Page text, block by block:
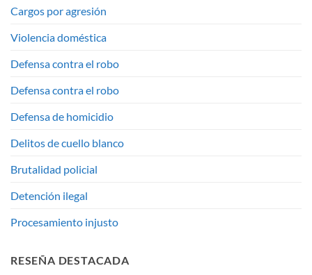
Cargos por agresión
Violencia doméstica
Defensa contra el robo
Defensa contra el robo
Defensa de homicidio
Delitos de cuello blanco
Brutalidad policial
Detención ilegal
Procesamiento injusto
RESEÑA DESTACADA